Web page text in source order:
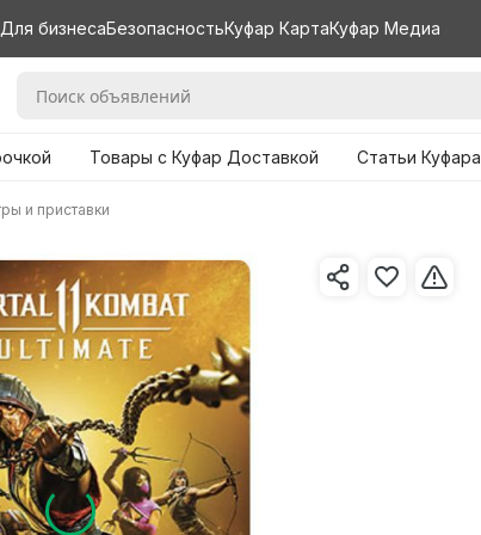
Для бизнесаБезопасностьКуфар КартаКуфар Медиа
Товары с Куфар Доставкой Статьи Куфара
и приставки